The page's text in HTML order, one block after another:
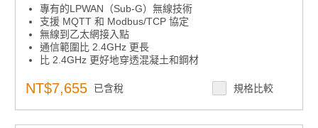
專有的LPWAN（Sub-G）無線技術
支援 MQTT 和 Modbus/TCP 協定
無線到乙太網接入點
通信範圍比 2.4GHz 更長
比 2.4GHz 更好地穿透混凝土和鋼材
NT$7,655 已含稅 規格比較